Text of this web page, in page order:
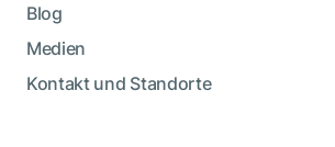
Blog
Medien
Kontakt und Standorte